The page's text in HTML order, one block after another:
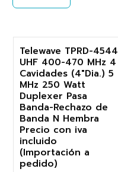
-18%
Agotado
Telewave TPRD-4544
UHF 400-470 MHz 4
Cavidades (4"Dia.) 5
MHz 250 Watt
Duplexer Pasa
Banda-Rechazo de
Banda N Hembra
Precio con iva
incluido
(Importación a
pedido)